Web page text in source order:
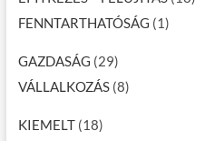
FENNTARTHATÓSÁG (1)
GAZDASÁG (29)
VÁLLALKOZÁS(8)
KIEMELT(18)